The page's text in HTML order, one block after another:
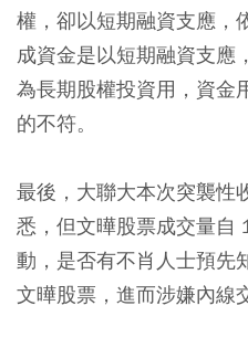
權，卻以短期融資支應，
成資金是以短期融資支應
為長期股權投資用，資金
的不符。
最後，大聯大本次突襲性
悉，但文曄股票成交量自
動，是否有不肖人士預先
文曄股票，進而涉嫌內線